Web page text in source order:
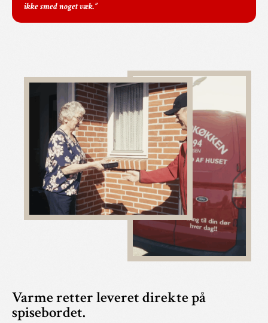
ikke smed noget væk.”
Varme retter leveret direkte på
spisebordet.